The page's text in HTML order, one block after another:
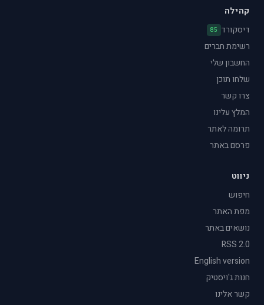
קהילה
דיסקורד 85
רשימת חברים
החשבון שלי
שלחו תוכן
צרו קשר
המלץ עלינו
תרומה לאתר
פרסם באתר
ניווט
חיפוש
מפת האתר
נושאים באתר
RSS 2.0
English version
חנות ג'ויסטיק
קשר אלינו